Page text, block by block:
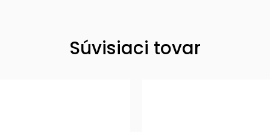
Súvisiaci tovar